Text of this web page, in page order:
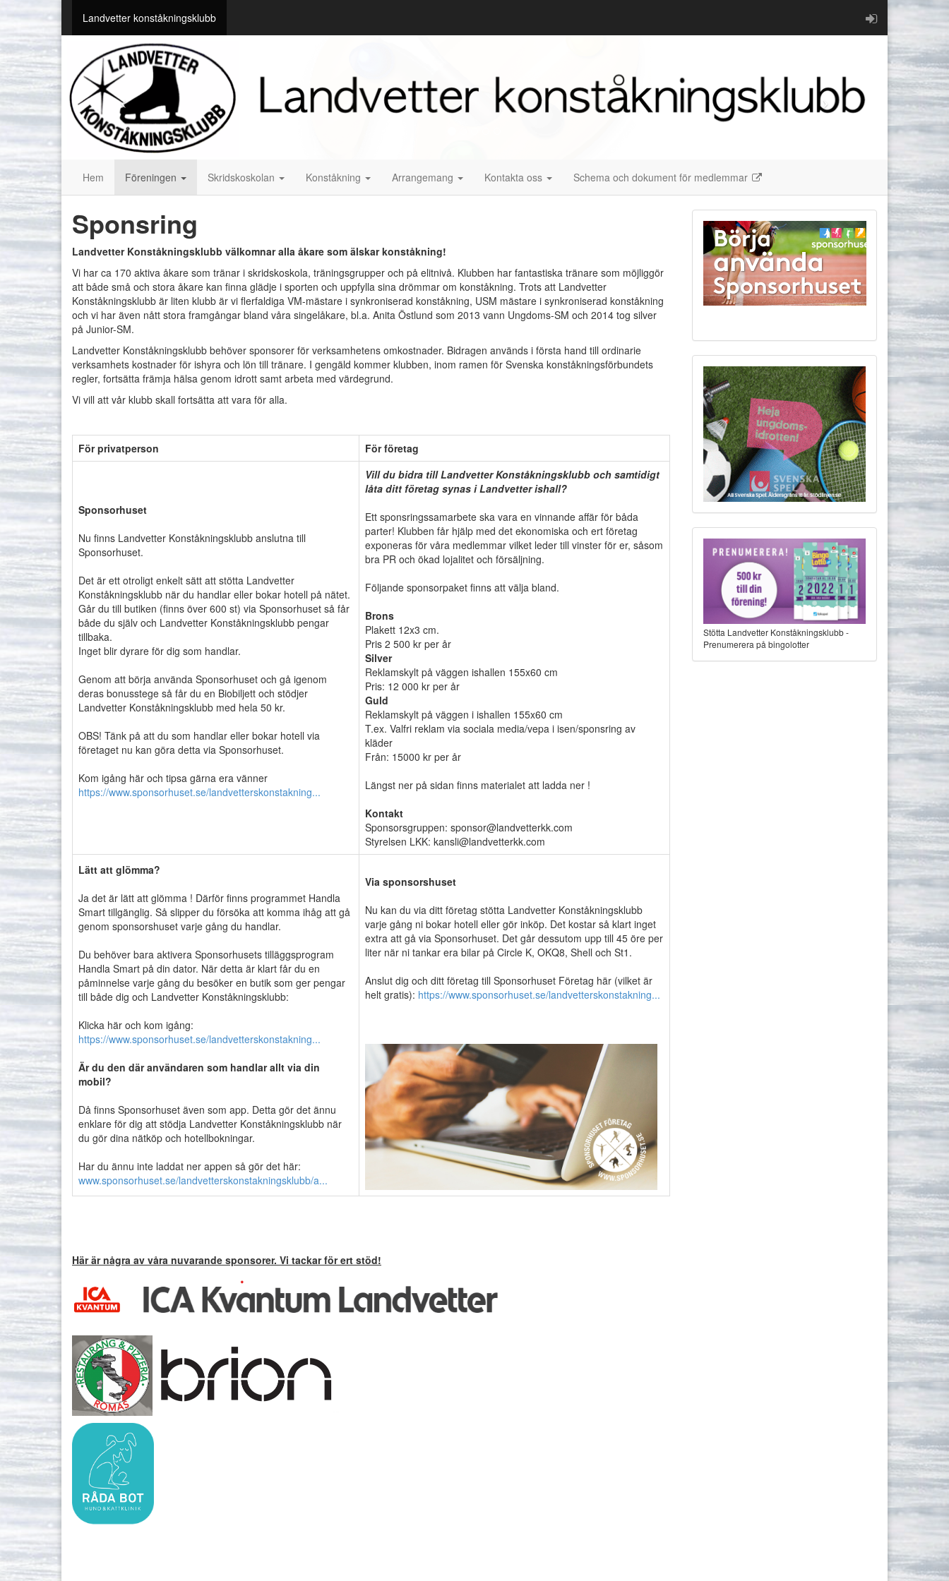
Landvetter konståkningsklubb
Hem Föreningen Skridskoskolan Konståkning Arrangemang Kontakta oss Schema och dokument för medlemmar
Sponsring
Landvetter Konståkningsklubb välkomnar alla åkare som älskar konståkning!
Vi har ca 170 aktiva åkare som tränar i skridskoskola, träningsgrupper och på elitnivå. Klubben har fantastiska tränare som möjliggör
att både små och stora åkare kan finna glädje i sporten och uppfylla sina drömmar om konståkning. Trots att Landvetter
Konståkningsklubb är liten klubb är vi flerfaldiga VM-mästare i synkroniserad konståkning, USM mästare i synkroniserad konståkning
och vi har även nått stora framgångar bland våra singelåkare, bl.a. Anita Östlund som 2013 vann Ungdoms-SM och 2014 tog silver
på Junior-SM.
Landvetter Konståkningsklubb behöver sponsorer för verksamhetens omkostnader. Bidragen används i första hand till ordinarie
verksamhets kostnader för ishyra och lön till tränare. I gengäld kommer klubben, inom ramen för Svenska konståkningsförbundets
regler, fortsätta främja hälsa genom idrott samt arbeta med värdegrund.
Vi vill att vår klubb skall fortsätta att vara för alla.
För privatperson För företag
Sponsorhuset
Nu finns Landvetter Konståkningsklubb anslutna till
Sponsorhuset.
Det är ett otroligt enkelt sätt att stötta Landvetter
Konståkningsklubb när du handlar eller bokar hotell på nätet.
Går du till butiken (finns över 600 st) via Sponsorhuset så får
både du själv och Landvetter Konståkningsklubb pengar
tillbaka.
Inget blir dyrare för dig som handlar.
Genom att börja använda Sponsorhuset och gå igenom
deras bonusstege så får du en Biobiljett och stödjer
Landvetter Konståkningsklubb med hela 50 kr.
OBS! Tänk på att du som handlar eller bokar hotell via
företaget nu kan göra detta via Sponsorhuset.
Kom igång här och tipsa gärna era vänner
https://www.sponsorhuset.se/landvetterskonstakning...
Vill du bidra till Landvetter Konståkningsklubb och samtidigt
låta ditt företag synas i Landvetter ishall?
Ett sponsringssamarbete ska vara en vinnande affär för båda
parter! Klubben får hjälp med det ekonomiska och ert företag
exponeras för våra medlemmar vilket leder till vinster för er, såsom
bra PR och ökad lojalitet och försäljning.
Följande sponsorpaket finns att välja bland.
Brons
Plakett 12x3 cm.
Pris 2 500 kr per år
Silver
Reklamskylt på väggen ishallen 155x60 cm
Pris: 12 000 kr per år
Guld
Reklamskylt på väggen i ishallen 155x60 cm
T.ex. Valfri reklam via sociala media/vepa i isen/sponsring av
kläder
Från: 15000 kr per år
Längst ner på sidan finns materialet att ladda ner !
Kontakt
Sponsorsgruppen: sponsor@landvetterkk.com
Styrelsen LKK: kansli@landvetterkk.com
Lätt att glömma?
Ja det är lätt att glömma ! Därför finns programmet Handla
Smart tillgänglig. Så slipper du försöka att komma ihåg att gå
genom sponsorshuset varje gång du handlar.
Du behöver bara aktivera Sponsorhusets tilläggsprogram
Handla Smart på din dator. När detta är klart får du en
påminnelse varje gång du besöker en butik som ger pengar
till både dig och Landvetter Konståkningsklubb:
Klicka här och kom igång:
https://www.sponsorhuset.se/landvetterskonstakning...
Är du den där användaren som handlar allt via din
mobil?
Då finns Sponsorhuset även som app. Detta gör det ännu
enklare för dig att stödja Landvetter Konståkningsklubb när
du gör dina nätköp och hotellbokningar.
Har du ännu inte laddat ner appen så gör det här:
www.sponsorhuset.se/landvetterskonstakningsklubb/a...
Via sponsorshuset
Nu kan du via ditt företag stötta Landvetter Konståkningsklubb
varje gång ni bokar hotell eller gör inköp. Det kostar så klart inget
extra att gå via Sponsorhuset. Det går dessutom upp till 45 öre per
liter när ni tankar era bilar på Circle K, OKQ8, Shell och St1.
Anslut dig och ditt företag till Sponsorhuset Företag här (vilket är
helt gratis): https://www.sponsorhuset.se/landvetterskonstakning...
Här är några av våra nuvarande sponsorer. Vi tackar för ert stöd!
Stötta Landvetter Konståkningsklubb -
Prenumerera på bingolotter